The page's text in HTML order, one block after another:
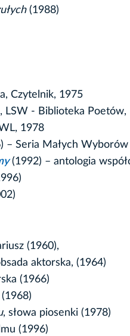
(1988)
Czytelnik, 1975
LSW - Biblioteka Poetów,
1978
– Seria Małych
(1992) – antologia
(1960),
aktorska, (1964)
(1966)
, słowa piosenki (1978)
(1996)